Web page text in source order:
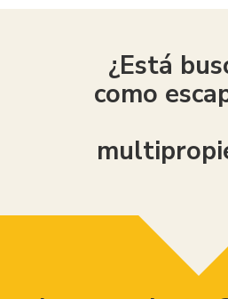
¿Está
como